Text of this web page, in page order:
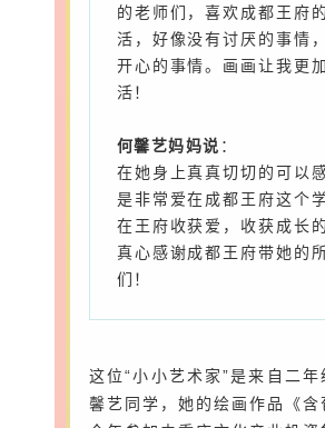
的老师们，喜欢成都王府
活，好像没有讨厌的事情
开心的事情。画画让我更
活！
何馨艺妈妈说 ：
在她身上真真切切的可以
是非常爱在成都王府这个
在王府收获爱，收获成长
真心感谢成都王府带她的
们！
这位“小小艺术家”是来自二年
馨艺同学，她的绘画作品《含